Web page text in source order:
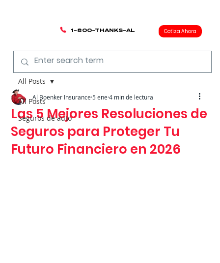
Cotiza Ahora
1-800-THANKS-AL
All Posts
Seguros de auto
All Posts
Las 5 Mejores Resoluciones de
Seguros para Proteger Tu
Futuro Financiero en 2026
Al Boenker Insurance 5 ene 4 min de lectura